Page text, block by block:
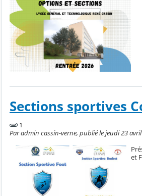
Sections sportives
1
Par admin cassin-verne, publié le jeudi 23
et